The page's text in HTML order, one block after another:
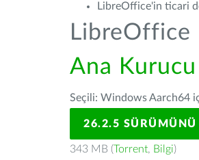
LibreOffice'in ticari
LibreOffice
Ana Kurucu
Seçili: Windows Aarch64
26.2.5 SÜRÜMÜNÜ
343 MB (Torrent, Bilgi)